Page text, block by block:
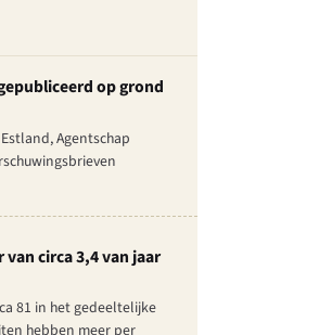
op grond
Agentschap
circa 3,4 van jaar
81 in het gedeeltelijke